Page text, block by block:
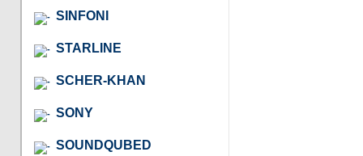
SINFONI
STARLINE
SCHER-KHAN
SONY
SOUNDQUBED